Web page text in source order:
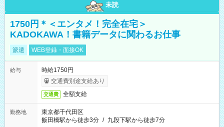
未読
1750円＊＜エンタメ！完全在宅＞
KADOKAWA！書籍データに関わるお仕事
派遣 WEB登録・面接OK
給与
時給1750円
交通費別途支給あり
交通費 全額支給
勤務地
東京都千代田区
飯田橋駅から徒歩3分 / 九段下駅から徒歩7分